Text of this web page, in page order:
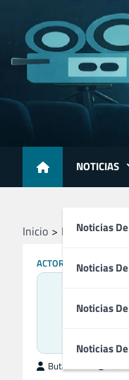
content
NOTICIAS
Noticias
Noticias De
Noticias
Noticias
Inicio Profesionales
ACTORES CREADORES
ButacaMax